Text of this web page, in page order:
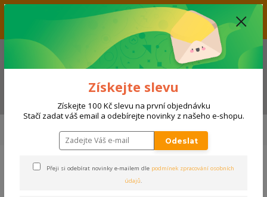
Vážení zákazníci, aktuálně nabízíme slevu až 33% na produkty
umístěné v kategorii VÝPRODEJ. Přejeme příjemný nákup! Váš tým E-
SHOPSPORT.CZ
+420 728 118 114 (Po-Ne, 9-20 hod.)
Zápasové vybavení
Stulpny
STULPNY JOMA CLASSIC II | RŮŽOVÁ NEON
STULPNY JOMA CLASSIC II |
Získejte slevu
Získejte 100 Kč slevu na první objednávku
Stačí zadat váš email a odebírejte novinky z našeho e-shopu.
Odeslat
Přeji si odebírat novinky e-mailem dle podmínek zpracování osobních
údajů.